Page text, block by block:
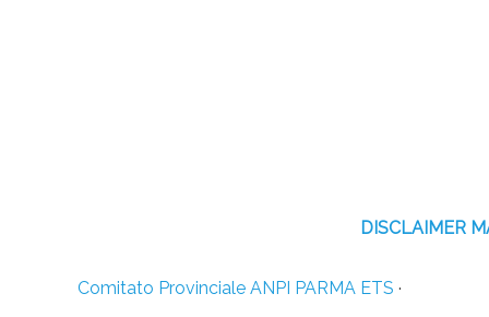
DISCLAIMER
Comitato Provinciale ANPI PARMA ETS ·